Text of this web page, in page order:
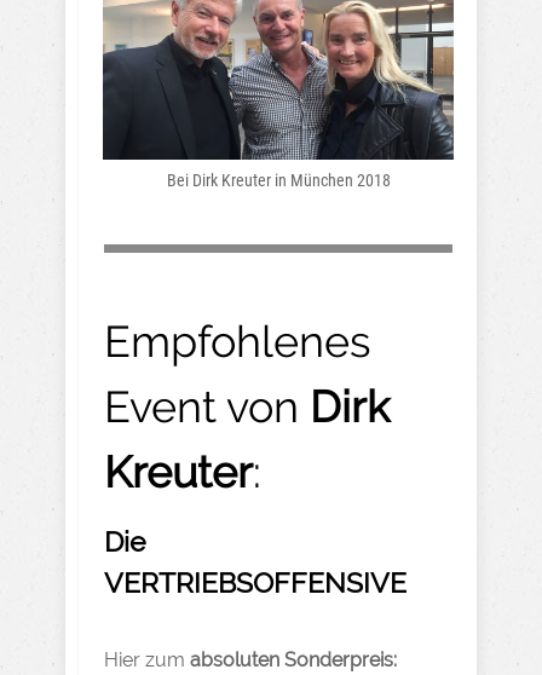
Bei Dirk Kreuter in München 2018
Empfohlenes
Event von Dirk
Kreuter:
Die
VERTRIEBSOFFENSIVE
Hier zum absoluten Sonderpreis: